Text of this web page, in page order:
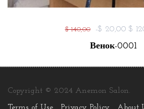
$ 140,00 -$ 20,00 $
Венок-0001
Copyright © 2024 Anemon Salon.